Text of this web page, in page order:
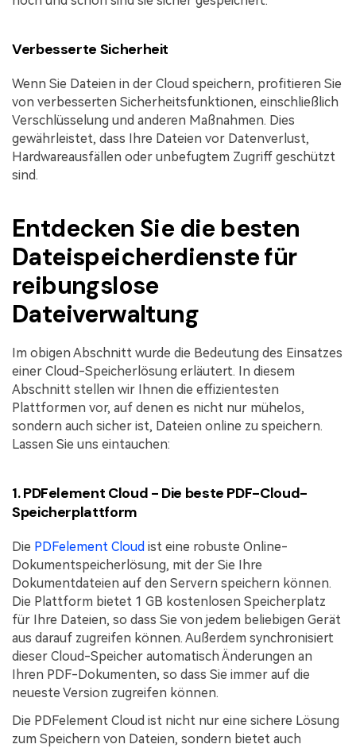
Verbesserte Sicherheit
Wenn Sie Dateien in der Cloud speichern, profitieren Sie
von verbesserten Sicherheitsfunktionen, einschließlich
Verschlüsselung und anderen Maßnahmen. Dies
gewährleistet, dass Ihre Dateien vor Datenverlust,
Hardwareausfällen oder unbefugtem Zugriff geschützt
sind.
Entdecken Sie die besten
Dateispeicherdienste für
reibungslose
Dateiverwaltung
Im obigen Abschnitt wurde die Bedeutung des Einsatzes
einer Cloud-Speicherlösung erläutert. In diesem
Abschnitt stellen wir Ihnen die effizientesten
Plattformen vor, auf denen es nicht nur mühelos,
sondern auch sicher ist, Dateien online zu speichern.
Lassen Sie uns eintauchen:
1. PDFelement Cloud - Die beste PDF-Cloud-
Speicherplattform
Die PDFelement Cloud ist eine robuste Online-
Dokumentspeicherlösung, mit der Sie Ihre
Dokumentdateien auf den Servern speichern können.
Die Plattform bietet 1 GB kostenlosen Speicherplatz
für Ihre Dateien, so dass Sie von jedem beliebigen Gerät
aus darauf zugreifen können. Außerdem synchronisiert
dieser Cloud-Speicher automatisch Änderungen an
Ihren PDF-Dokumenten, so dass Sie immer auf die
neueste Version zugreifen können.
Die PDFelement Cloud ist nicht nur eine sichere Lösung
zum Speichern von Dateien, sondern bietet auch